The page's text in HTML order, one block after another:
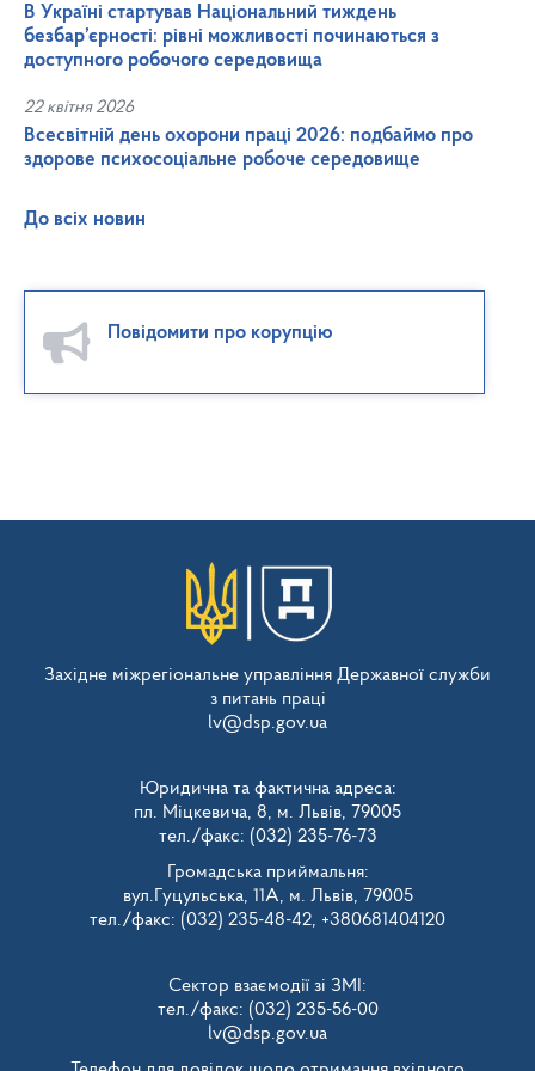
В Україні стартував Національний тиждень
безбар’єрності: рівні можливості починаються з
доступного робочого середовища
22 квітня 2026
Всесвітній день охорони праці 2026: подбаймо про
здорове психосоціальне робоче середовище
До всіх новин
Повідомити про корупцію
Західне міжрегіональне управління Державної служби
з питань праці
lv@dsp.gov.ua
Юридична та фактична адреса:
пл. Міцкевича, 8, м. Львів, 79005
тел./факс: (032) 235-76-73
Громадська приймальня:
вул.Гуцульська, 11А, м. Львів, 79005
тел./факс: (032) 235-48-42, +380681404120
Сектор взаємодії зі ЗМІ:
тел./факс: (032) 235-56-00
lv@dsp.gov.ua